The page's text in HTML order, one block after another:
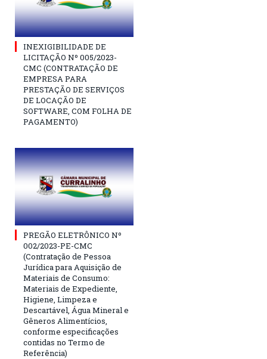
INEXIGIBILIDADE DE
LICITAÇÃO Nº 005/2023-
CMC (CONTRATAÇÃO DE
EMPRESA PARA
PRESTAÇÃO DE SERVIÇOS
DE LOCAÇÃO DE
SOFTWARE, COM FOLHA DE
PAGAMENTO)
PREGÃO ELETRÔNICO Nº
002/2023-PE-CMC
(Contratação de Pessoa
Jurídica para Aquisição de
Materiais de Consumo:
Materiais de Expediente,
Higiene, Limpeza e
Descartável, Água Mineral e
Gêneros Alimentícios,
conforme especificações
contidas no Termo de
Referência)